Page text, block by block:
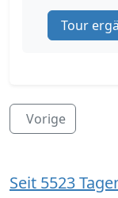
Tour
Vorige
Seit 5523